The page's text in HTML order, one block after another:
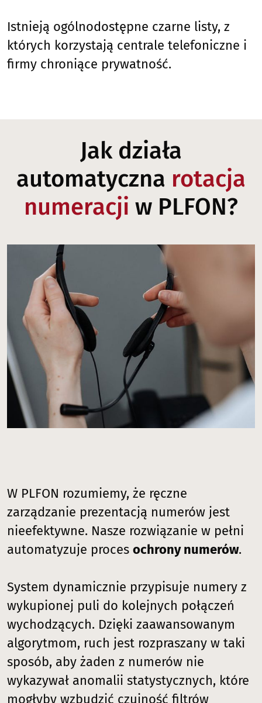
Istnieją ogólnodostępne czarne listy, z
których korzystają centrale telefoniczne i
firmy chroniące prywatność.
Jak działa
automatyczna rotacja
numeracji w PLFON?
W PLFON rozumiemy, że ręczne
zarządzanie prezentacją numerów jest
nieefektywne. Nasze rozwiązanie w pełni
automatyzuje proces ochrony numerów.
System dynamicznie przypisuje numery z
wykupionej puli do kolejnych połączeń
wychodzących. Dzięki zaawansowanym
algorytmom, ruch jest rozpraszany w taki
sposób, aby żaden z numerów nie
wykazywał anomalii statystycznych, które
mogłyby wzbudzić czujność filtrów